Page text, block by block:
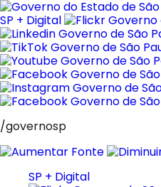
Pular
para
o
conteúdo
SP + Digital
/governosp
SP + Digital